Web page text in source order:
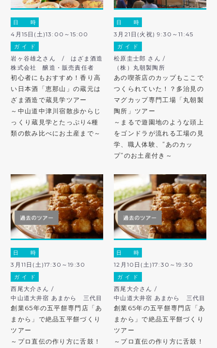
日 時
4月15日(土)13:00～15:00
ガ イ ド
岩ヶ谷雄之さん / はざま酒造
株式会社 醸造・販売責任者
初心者にもおすすめ！香り高
い日本酒「恵那山」の蔵元は
ざま酒造で蔵見学ツアー
～中山道中津川宿散歩からじ
っくり蔵見学とたっぷり4種
類の飲み比べにお土産まで～
日 時
3月21日(火祝) 9:30～11:45
ガ イ ド
松原圭士郎 さん /
（株）丸朝製陶所
あの喫茶店のカップもここで
つくられていた！？多治見の
マグカップ専門工場「丸朝製
陶所」ツアー
～まるで遊園地のような頭上
をゴンドラが流れる工場の見
学、職人体験、”あのカッ
プ”のお土産付き～
日 時
3月11日(土)17:30～19:30
ガ イ ド
西尾大介さん /
中山道大井宿 あまから 三代目
創業65年の五平餅専門店「あ
まから」で絶品五平餅づくり
ツアー
～プロ直伝の作り方に舌鼓！
日 時
12月10日(土)17:30～19:30
ガ イ ド
西尾大介さん /
中山道大井宿 あまから 三代目
創業65年の五平餅専門店「あ
まから」で絶品五平餅づくり
ツアー
～プロ直伝の作り方に舌鼓！